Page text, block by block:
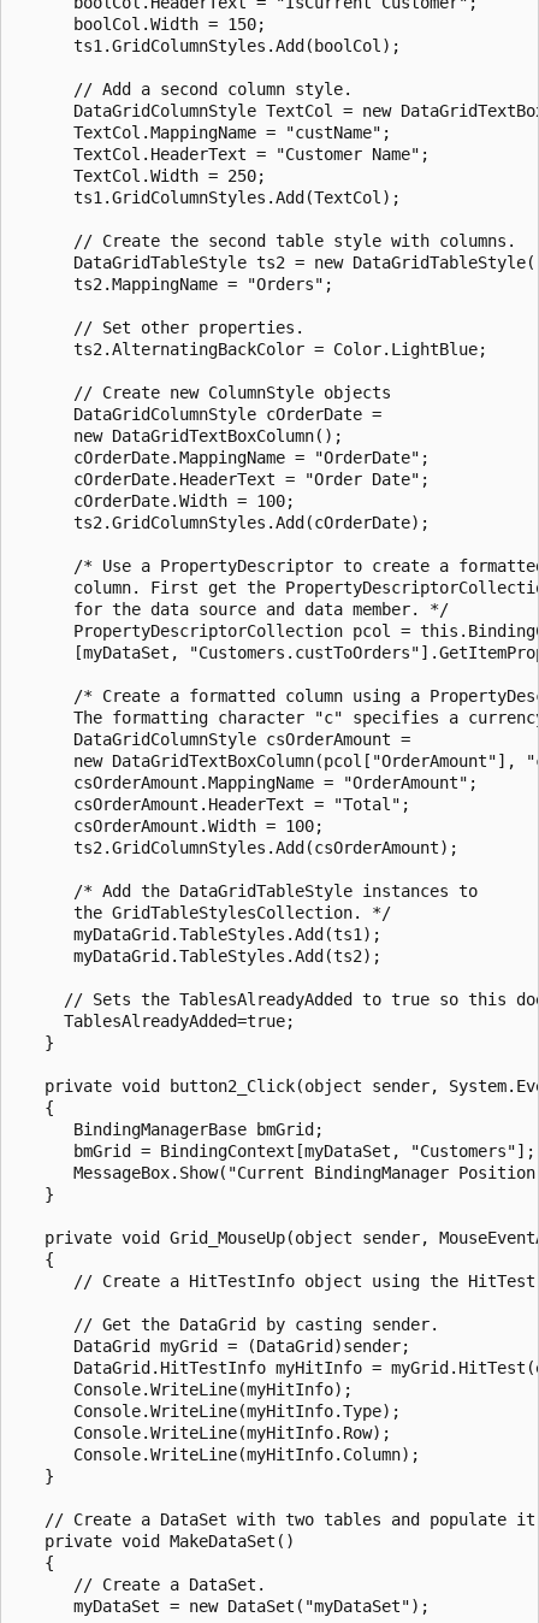
      boolCol.Width = 150;
      ts1.GridColumnStyles.Add(boolCol);
      // Add a second column style.
DataGridColumnStyle TextCol = new
      TextCol.MappingName = "custName";
      TextCol.HeaderText = "Customer Name";
      TextCol.Width = 250;
      ts1.GridColumnStyles.Add(TextCol);
      // Create the second table style with columns.
DataGridTableStyle ts2 = new
      ts2.MappingName = "Orders";
      // Set other properties.
      ts2.AlternatingBackColor = Color.LightBlue;
      // Create new ColumnStyle objects
      DataGridColumnStyle cOrderDate =
      new DataGridTextBoxColumn();
      cOrderDate.MappingName = "OrderDate";
      cOrderDate.HeaderText = "Order Date";
      cOrderDate.Width = 100;
      ts2.GridColumnStyles.Add(cOrderDate);
/* Use a PropertyDescriptor to create a
column. First get the
      for the data source and data member. */
PropertyDescriptorCollection pcol =
[myDataSet,
/* Create a formatted column using a
The formatting character "c" specifies a
      DataGridColumnStyle csOrderAmount =
new DataGridTextBoxColumn(pcol["OrderAmount"],
      csOrderAmount.MappingName = "OrderAmount";
      csOrderAmount.HeaderText = "Total";
      csOrderAmount.Width = 100;
      ts2.GridColumnStyles.Add(csOrderAmount);
      /* Add the DataGridTableStyle instances to
      the GridTableStylesCollection. */
      myDataGrid.TableStyles.Add(ts1);
      myDataGrid.TableStyles.Add(ts2);
// Sets the TablesAlreadyAdded to true so this
     TablesAlreadyAdded=true;
   }
private void button2_Click(object sender,
   {
      BindingManagerBase bmGrid;
      bmGrid = BindingContext[myDataSet, "Customers"];
MessageBox.Show("Current BindingManager
   }
private void Grid_MouseUp(object sender,
   {
// Create a HitTestInfo object using the
      // Get the DataGrid by casting sender.
      DataGrid myGrid = (DataGrid)sender;
DataGrid.HitTestInfo myHitInfo =
      Console.WriteLine(myHitInfo);
      Console.WriteLine(myHitInfo.Type);
      Console.WriteLine(myHitInfo.Row);
      Console.WriteLine(myHitInfo.Column);
   }
// Create a DataSet with two tables and populate
   private void MakeDataSet()
   {
      // Create a DataSet.
      myDataSet = new DataSet("myDataSet");